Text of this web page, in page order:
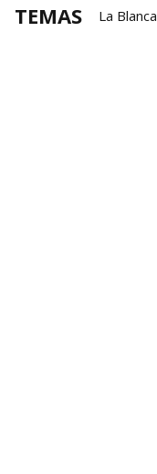
TEMAS La Blanca